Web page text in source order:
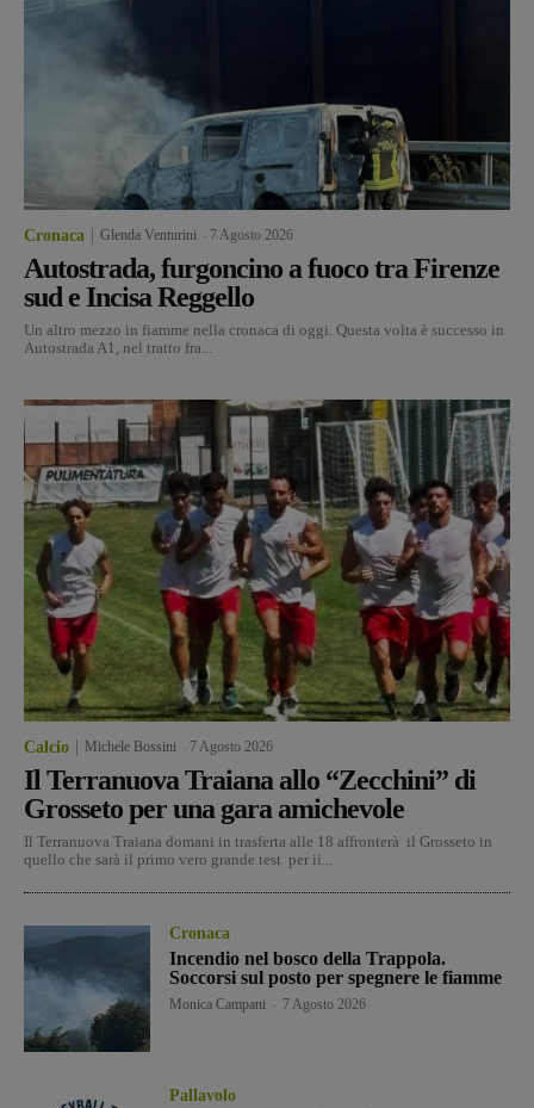
Cronaca Glenda Venturini 7 Agosto 2026
Autostrada, furgoncino a fuoco tra Firenze
sud e Incisa Reggello
Un altro mezzo in fiamme nella cronaca di oggi. Questa volta è successo in
Autostrada A1, nel tratto fra...
Calcio Michele Bossini 7 Agosto 2026
Il Terranuova Traiana allo “Zecchini” di
Grosseto per una gara amichevole
Il Terranuova Traiana domani in trasferta alle 18 affronterà il Grosseto in
quello che sarà il primo vero grande test per ii...
Cronaca
Incendio nel bosco della Trappola.
Soccorsi sul posto per spegnere le fiamme
Monica Campani 7 Agosto 2026
Pallavolo